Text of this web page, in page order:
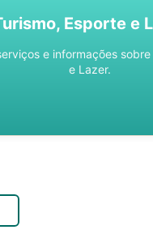
Esporte e
e informações
e Lazer.